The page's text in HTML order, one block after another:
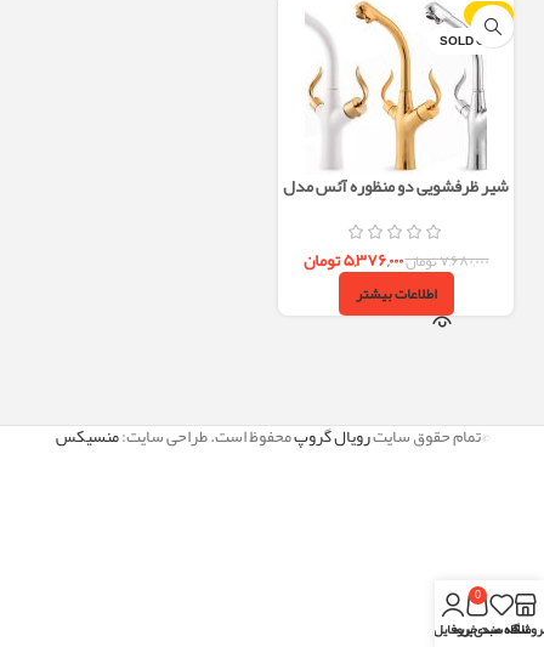
-30%
SOLD OUT
شیر ظرفشویی دو منظوره آئس مدل
۷,۶۸۰,۰۰۰تومان۵,۳۷۶,۰۰۰تومان
اطلاعات بیشتر
©تمام حقوق سایترویال گروپمحفوظ است. طراحی سایت:منسیکس
علاقه مندی
0
سبد خریدپروفایل